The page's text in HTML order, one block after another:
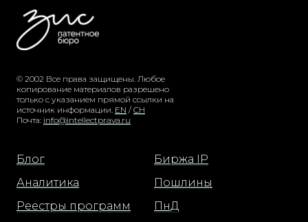
© 2002 Все права защищены. Любое
копирование материалов разрешено
только с указанием прямой ссылки на
источник информации. EN / CH
Почта: info@intellectprava.ru
Блог
Аналитика
Реестры программ
Биржа IP
Пошлины
ПнД